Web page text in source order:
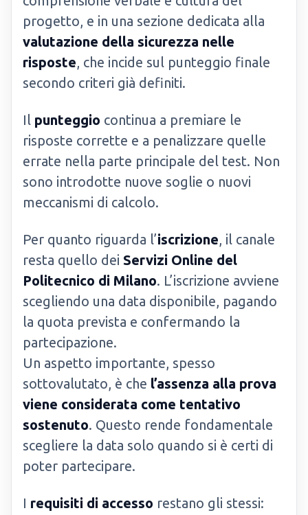
progetto, e in una sezione dedicata alla
valutazione della sicurezza nelle
risposte, che incide sul punteggio finale
secondo criteri già definiti.
Il punteggio continua a premiare le
risposte corrette e a penalizzare quelle
errate nella parte principale del test. Non
sono introdotte nuove soglie o nuovi
meccanismi di calcolo.
Per quanto riguarda l’iscrizione, il canale
resta quello dei Servizi Online del
Politecnico di Milano. L’iscrizione avviene
scegliendo una data disponibile, pagando
la quota prevista e confermando la
partecipazione.
Un aspetto importante, spesso
sottovalutato, è che l’assenza alla prova
viene considerata come tentativo
sostenuto. Questo rende fondamentale
scegliere la data solo quando si è certi di
poter partecipare.
I requisiti di accesso restano gli stessi: